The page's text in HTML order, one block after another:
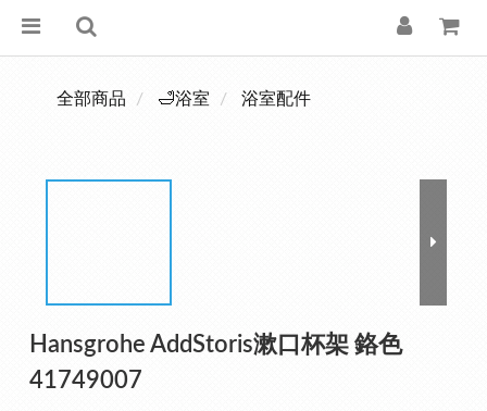
全部商品 🛁浴室 浴室配件
Hansgrohe AddStoris漱口杯架 鉻色
41749007